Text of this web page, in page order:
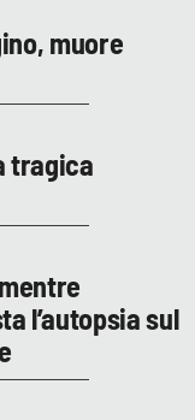
muore
tragica
l’autopsia sul